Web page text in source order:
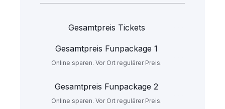
Gesamtpreis Tickets
Gesamtpreis Funpackage 1
Online sparen. Vor Ort regulärer Preis.
Gesamtpreis Funpackage 2
Online sparen. Vor Ort regulärer Preis.